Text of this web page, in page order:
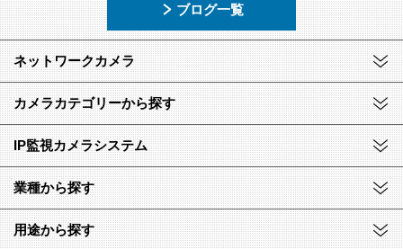
ブログ一覧
ネットワークカメラ
カメラカテゴリーから探す
IP監視カメラシステム
業種から探す
用途から探す